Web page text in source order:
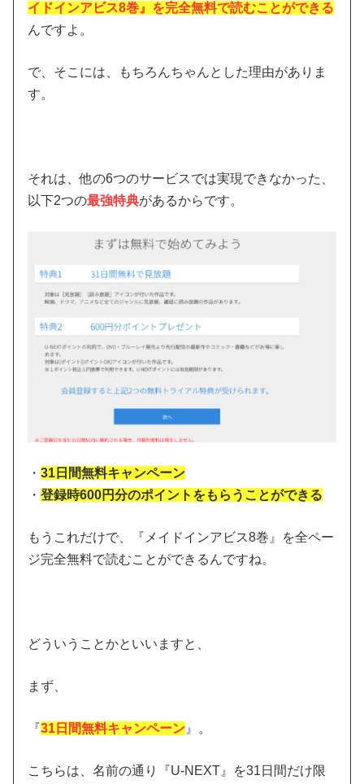
イドインアビス8巻』を完全無料で読むことができる
んですよ。
で、そこには、もちろんちゃんとした理由がありま
す。
それは、他の6つのサービスでは実現できなかった、
以下2つの最強特典があるからです。
・31日間無料キャンペーン
・登録時600円分のポイントをもらうことができる
もうこれだけで、『メイドインアビス8巻』を全ペー
ジ完全無料で読むことができるんですね。
どういうことかといいますと、
まず、
『31日間無料キャンペーン 』。
こちらは、名前の通り『U-NEXT』を31日間だけ限